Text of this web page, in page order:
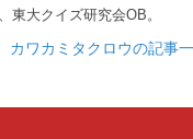
東大クイズ研究会OB。
カワカミタクロウの記事